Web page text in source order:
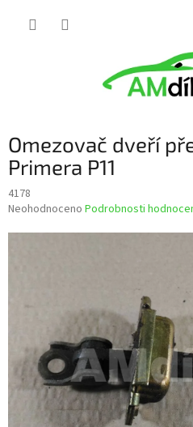
Omezovač dveří
Primera P11
4178
Průměrné
Neohodnoceno Podrobnosti